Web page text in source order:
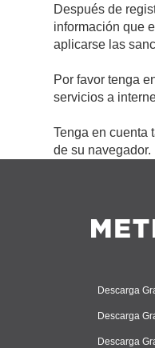
Después de
información que
aplicarse las
Por favor tenga
servicios a
Tenga en cuenta
de su
Descarga
Descarga
Descarga